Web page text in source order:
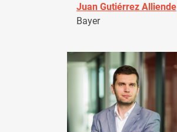
Juan Gutiérrez Alliende
Bayer